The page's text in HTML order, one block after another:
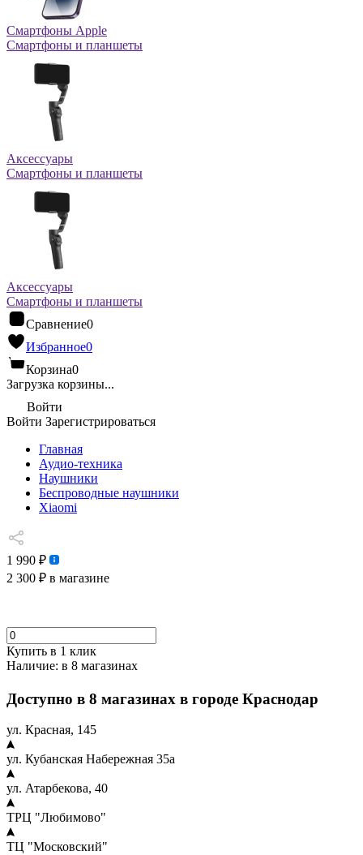
Смартфоны Apple
Смартфоны и планшеты
Аксессуары
Смартфоны и планшеты
Аксессуары
Смартфоны и планшеты
Сравнение0
Избранное0
Корзина0
Загрузка корзины...
Войти
Войти Зарегистрироваться
Главная
Аудио-техника
Наушники
Беспроводные наушники
Xiaomi
1 990 ₽
2 300 ₽ в магазине
Купить в 1 клик
Наличие: в 8 магазинах
Доступно в 8 магазинах в городе Краснодар
ул. Красная, 145
ул. Кубанская Набережная 35а
ул. Атарбекова, 40
ТРЦ "Любимово"
ТЦ "Московский"